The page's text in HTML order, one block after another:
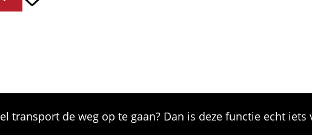
transport de weg op te gaan? Dan is deze functie echt iets